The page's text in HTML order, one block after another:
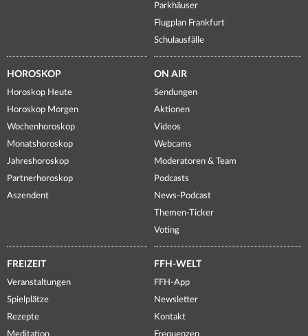
Parkhäuser
Flugplan Frankfurt
Schulausfälle
HOROSKOP
Horoskop Heute
Horoskop Morgen
Wochenhoroskop
Monatshoroskop
Jahreshoroskop
Partnerhoroskop
Aszendent
ON AIR
Sendungen
Aktionen
Videos
Webcams
Moderatoren & Team
Podcasts
News-Podcast
Themen-Ticker
Voting
FREIZEIT
Veranstaltungen
Spielplätze
Rezepte
Meditation
FFH-WELT
FFH-App
Newsletter
Kontakt
Frequenzen